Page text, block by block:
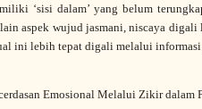
‘sisi dalam’ yang belum
aspek wujud jasmani, niscaya digali
ini lebih tepat digali melalui informasi
Emosional Melalui Zikir dalam